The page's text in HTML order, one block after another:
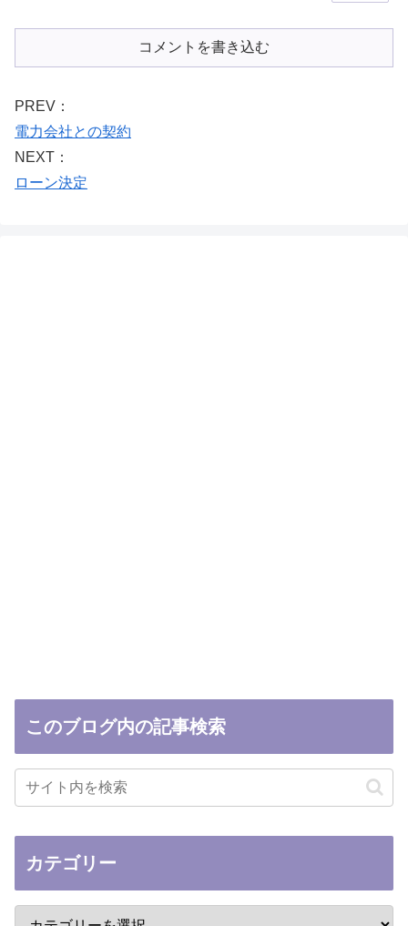
コメントを書き込む
PREV：
電力会社との契約
NEXT：
ローン決定
このブログ内の記事検索
カテゴリー